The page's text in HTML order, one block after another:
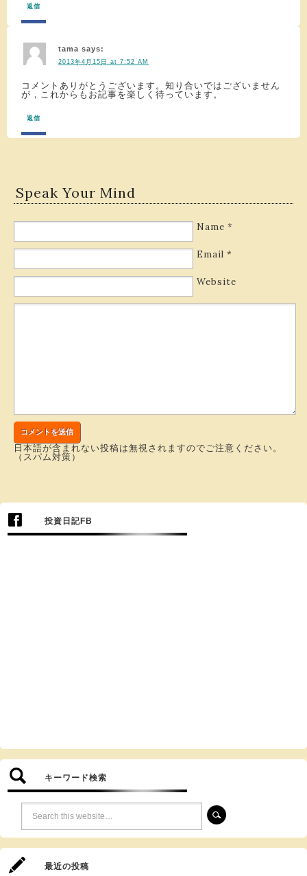
返信
tama says:
2013年4月15日 at 7:52 AM
コメントありがとうございます。知り合いではございません
が，これからもお記事を楽しく待っています。
返信
Speak Your Mind
Name *
Email *
Website
日本語が含まれない投稿は無視されますのでご注意ください。
（スパム対策）
投資日記FB
キーワード検索
最近の投稿